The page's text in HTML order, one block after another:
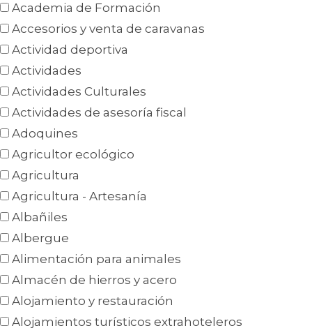
Academia de Formación
Accesorios y venta de caravanas
Actividad deportiva
Actividades
Actividades Culturales
Actividades de asesoría fiscal
Adoquines
Agricultor ecológico
Agricultura
Agricultura - Artesanía
Albañiles
Albergue
Alimentación para animales
Almacén de hierros y acero
Alojamiento y restauración
Alojamientos turísticos extrahoteleros